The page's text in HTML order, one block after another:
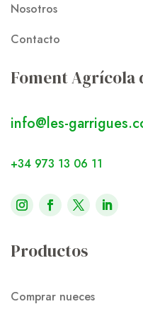
Nosotros
Contacto
Foment Agrícola
info@les-
+34 973 13 06 11
Productos
Comprar nueces